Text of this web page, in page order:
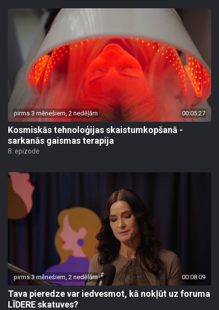
pirms 3 mēnešiem, 2 nedēļām 00:05:27
Kosmiskās tehnoloģijas skaistumkopšanā -
sarkanās gaismas terapija
8. epizode
pirms 3 mēnešiem, 2 nedēļām 00:08:09
Tava pieredze var iedvesmot, kā nokļūt uz foruma
LĪDERE skatuves?